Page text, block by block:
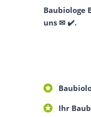
Baubiologe
uns ✉ ✔️.
Ihr